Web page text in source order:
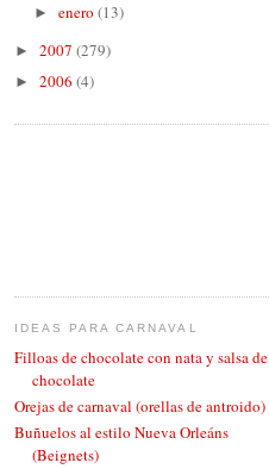
► enero (13)
► 2007 (279)
► 2006 (4)
IDEAS PARA CARNAVAL
Filloas de chocolate con nata y salsa de
chocolate
Orejas de carnaval (orellas de antroido)
Buñuelos al estilo Nueva Orleáns
(Beignets)